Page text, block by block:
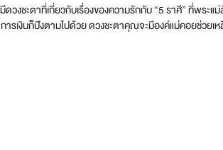
มีดวงชะตาที่เกี่ยวกับเรื่องของความรักกับ “5 ราศี” ที่พระ
รเงินก็ปังตามไปด้วย ดวงชะตาคุณจะมีองค์แม่คอยช่วยเ